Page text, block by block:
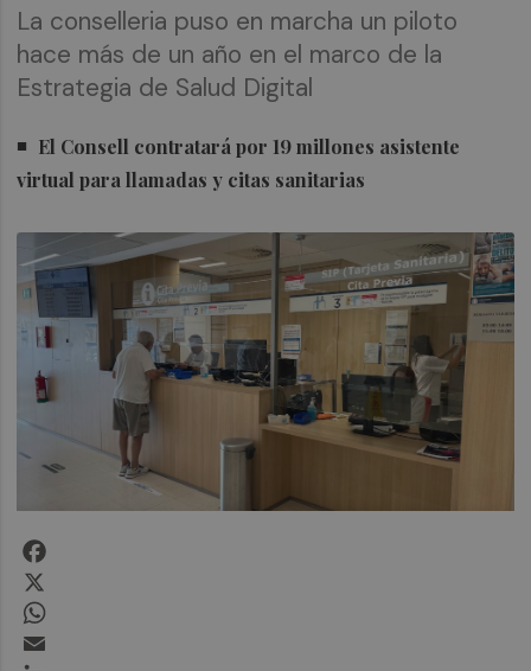
La conselleria puso en marcha un piloto
hace más de un año en el marco de la
Estrategia de Salud Digital
El Consell contratará por 19 millones asistente
virtual para llamadas y citas sanitarias